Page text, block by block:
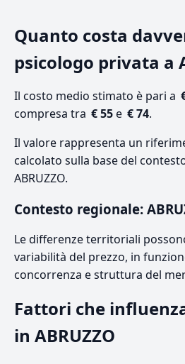
Quanto costa
psicologo privata a
Il costo medio stimato è pari a
compresa tra € 55e € 74.
Il valore rappresenta un
calcolato sulla base del
ABRUZZO.
Contesto regionale:
Le differenze territoriali
variabilità del prezzo, in
concorrenza e struttura del
Fattori che
in ABRUZZO